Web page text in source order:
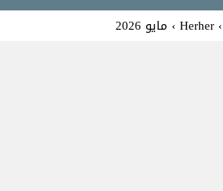
›
Herher
› مايو 2026